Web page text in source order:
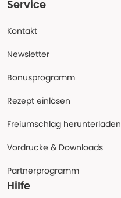
Service
Kontakt
Newsletter
Bonusprogramm
Rezept einlösen
Freiumschlag herunterladen
Vordrucke & Downloads
Partnerprogramm
Hilfe